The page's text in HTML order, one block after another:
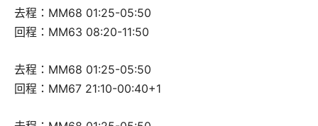
去程：MM68 01:25-05:50
回程：MM63 08:20-11:50
去程：MM68 01:25-05:50
回程：MM67 21:10-00:40+1